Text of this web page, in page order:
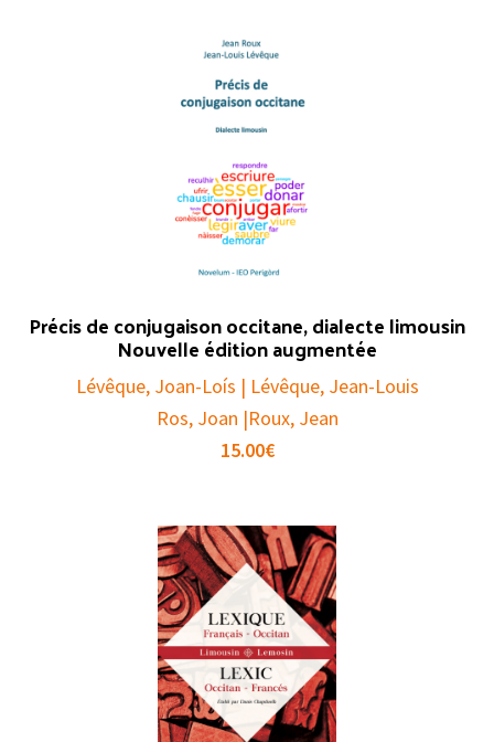
Précis de conjugaison occitane, dialecte limousin
Nouvelle édition augmentée
Lévêque, Joan-Loís | Lévêque, Jean-Louis
Ros, Joan |Roux, Jean
15.00€